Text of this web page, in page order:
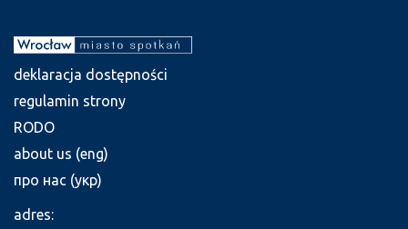
deklaracja dostępności
regulamin strony
RODO
about us (eng)
про нас (укр)
adres: